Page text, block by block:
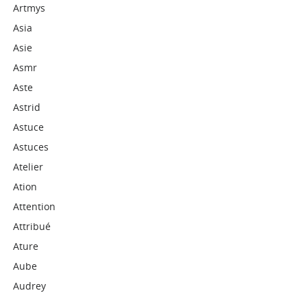
Artmys
Asia
Asie
Asmr
Aste
Astrid
Astuce
Astuces
Atelier
Ation
Attention
Attribué
Ature
Aube
Audrey